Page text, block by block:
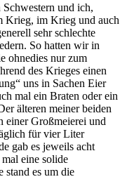
und ich,
Krieg, im Krieg und auch
sehr schlechte
So hatten wir in
ohnedies nur zum
des Krieges einen
uns in Sachen Eier
mal ein Braten oder ein
älteren meiner beiden
einer Großmeierei und
für vier Liter
gab es jeweils acht
eine solide
stand es um die